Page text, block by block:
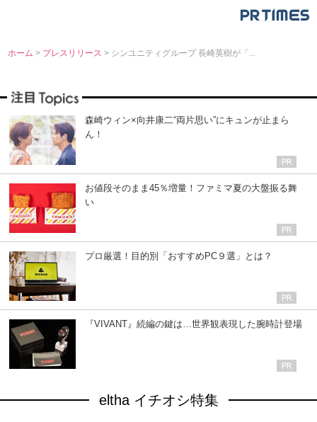
ホーム > プレスリリース> シンユニティグループ 長崎英樹が「...
森崎ウィン×向井康二“両片思い”にキュンが止まら
ん！
お値段そのまま45％増量！ファミマ夏の大盤振る舞
い
プロ厳選！目的別「おすすめPC９選」とは？
『VIVANT』続編の鍵は…世界観表現した腕時計登場
eltha イチオシ特集